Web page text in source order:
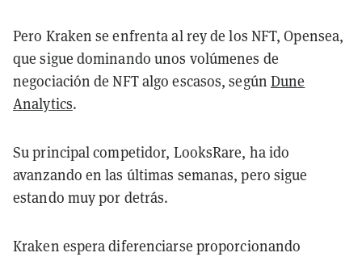
Pero Kraken se enfrenta al rey de los NFT, Opensea,
que sigue dominando unos volúmenes de
negociación de NFT algo escasos, según Dune
Analytics.
Su principal competidor, LooksRare, ha ido
avanzando en las últimas semanas, pero sigue
estando muy por detrás.
Kraken espera diferenciarse proporcionando